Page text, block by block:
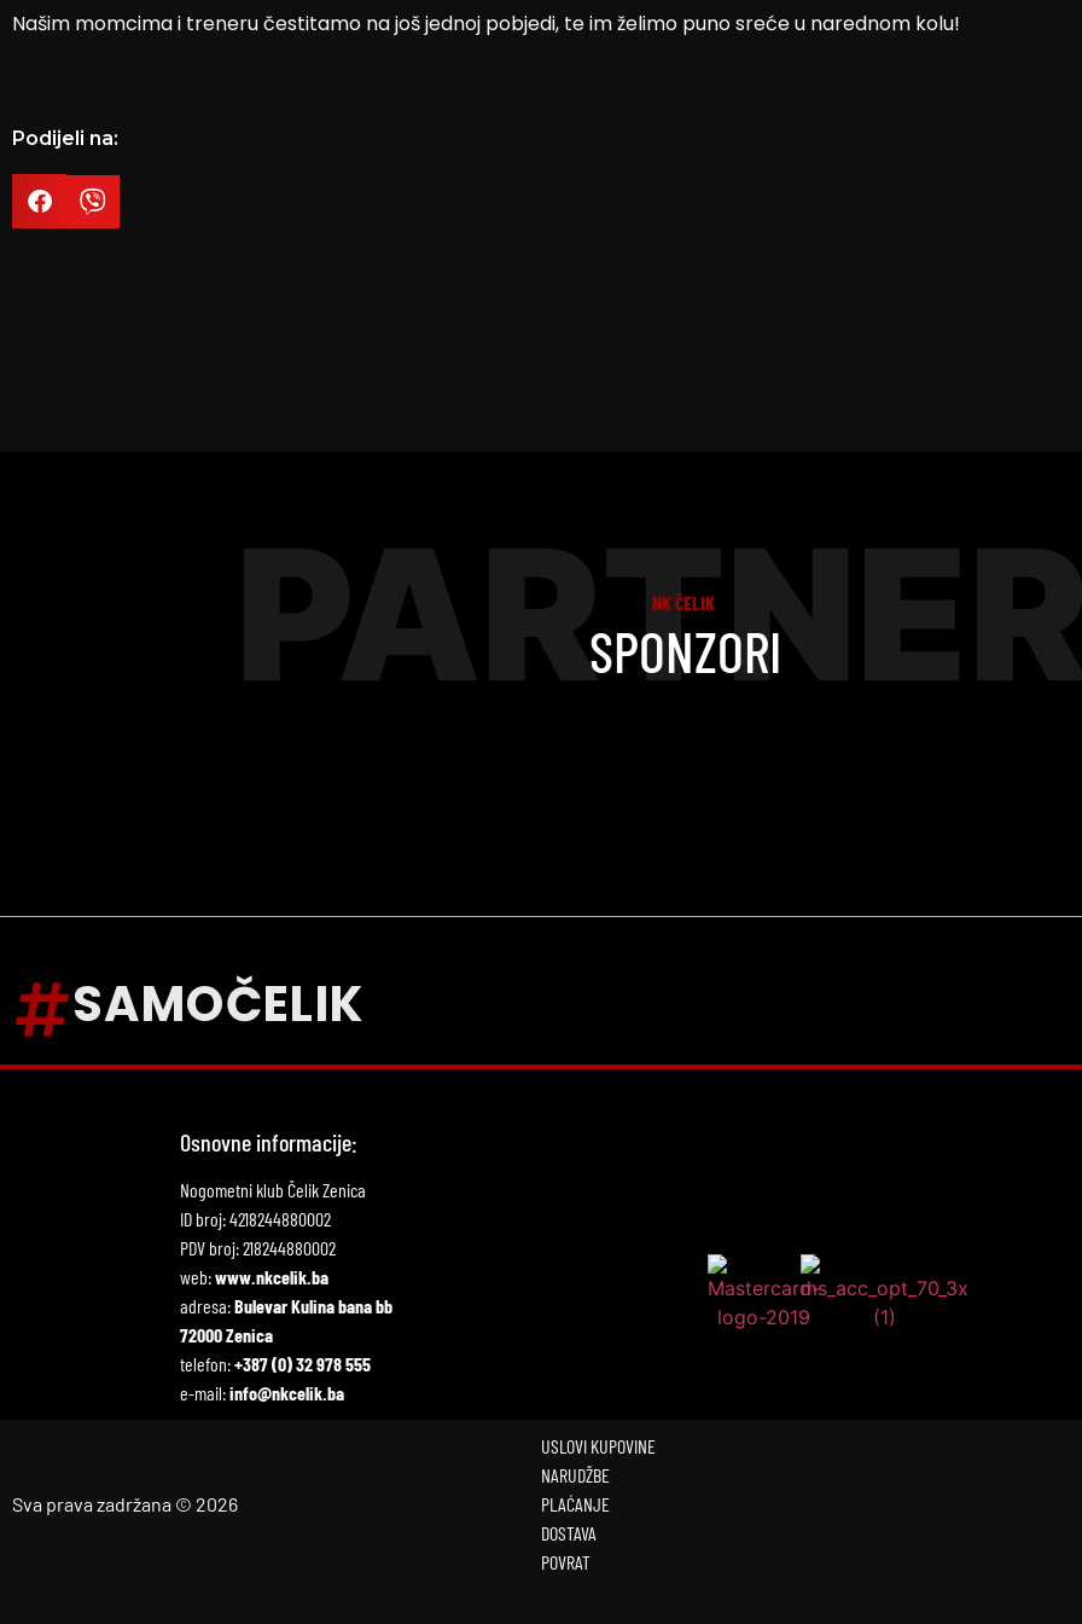
Našim momcima i treneru čestitamo na još jednoj pobjedi, te im želimo puno sreće u narednom kolu!
Podijeli na:
NK ČELIK
SPONZORI
SAMOČELIK
Osnovne informacije:
Nogometni klub Čelik Zenica
ID broj: 4218244880002
PDV broj: 218244880002
web:www.nkcelik.ba
adresa:Bulevar Kulina bana bb
72000 Zenica
telefon:+387 (0) 32 978 555
e-mail:info@nkcelik.ba
Sva prava zadržana © 2026
USLOVI KUPOVINE
NARUDŽBE
PLAĆANJE
DOSTAVA
POVRAT